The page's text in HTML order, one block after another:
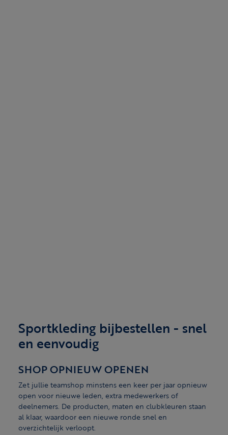
Sportkleding bijbestellen - snel
en eenvoudig
SHOP OPNIEUW OPENEN
Zet jullie teamshop minstens een keer per jaar opnieuw
open voor nieuwe leden, extra medewerkers of
deelnemers. De producten, maten en clubkleuren staan
al klaar, waardoor een nieuwe ronde snel en
overzichtelijk verloopt.